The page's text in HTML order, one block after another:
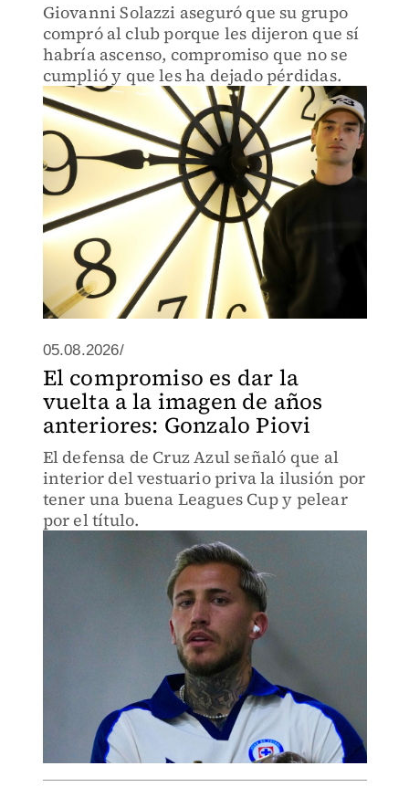
Giovanni Solazzi aseguró que su grupo
compró al club porque les dijeron que sí
habría ascenso, compromiso que no se
cumplió y que les ha dejado pérdidas.
05.08.2026/
El compromiso es dar la
vuelta a la imagen de años
anteriores: Gonzalo Piovi
El defensa de Cruz Azul señaló que al
interior del vestuario priva la ilusión por
tener una buena Leagues Cup y pelear
por el título.